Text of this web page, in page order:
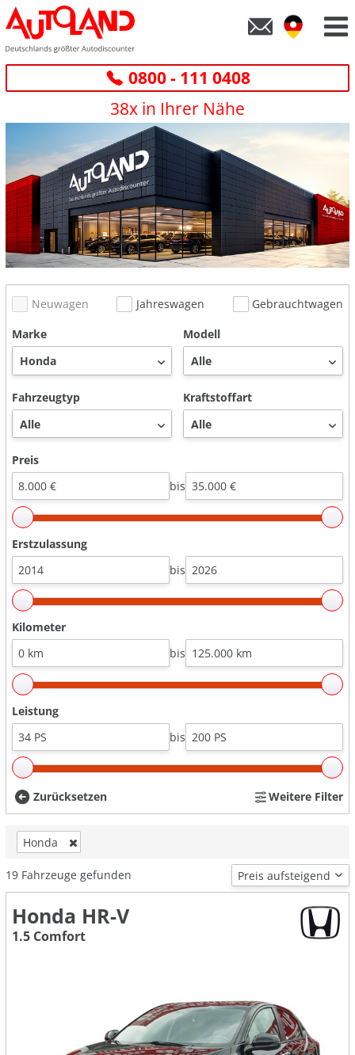
0800 - 111 0408
38x in Ihrer Nähe
Neuwagen Jahreswagen
Gebrauchtwagen
Marke
Modell
Fahrzeugtyp Kraftstoffart
Preis
bis
Erstzulassung
bis
Kilometer
bis
Leistung
bis
Zurücksetzen Weitere Filter
Honda
19 Fahrzeuge gefunden
Honda HR-V
1.5 Comfort